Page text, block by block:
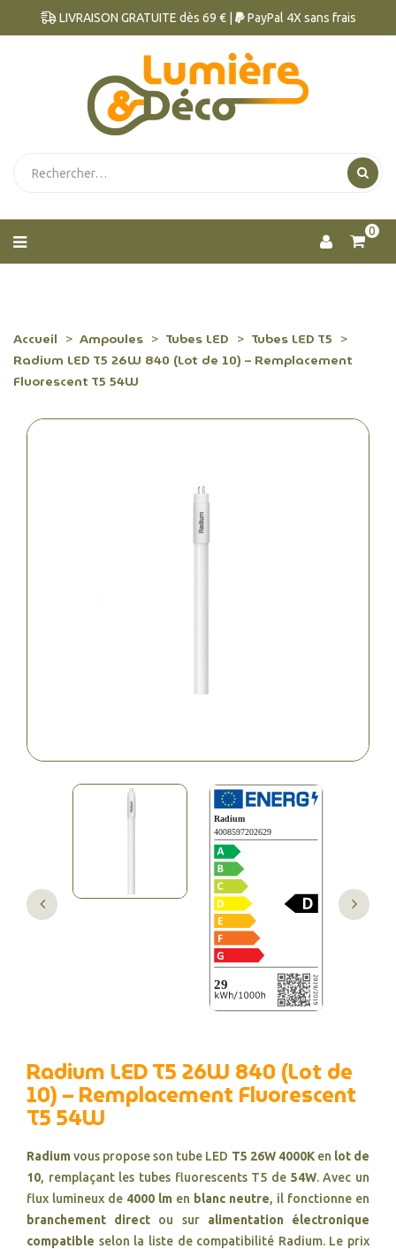
LIVRAISON GRATUITE dès 69 € | PayPal 4X sans frais
0
Accueil Ampoules Tubes LED
Tubes LED T5
Radium LED T5 26W 840 (Lot de 10) – Remplacement
Fluorescent T5 54W
Radium LED T5 26W 840 (Lot de
10) – Remplacement Fluorescent
T5 54W
Radiumvous propose son tube LED T5 26W 4000Ken lot de
10, remplaçant les tubes fluorescents T5 de 54W. Avec un
flux lumineux de 4000 lm en blanc neutre, il fonctionne en
branchement direct ou sur alimentation électronique
compatible selon la liste de compatibilité Radium. Le prix